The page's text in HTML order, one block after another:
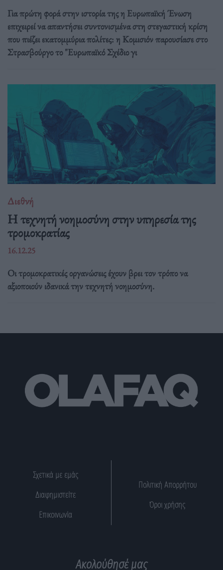
Για πρώτη φορά στην ιστορία της η Ευρωπαϊκή Ένωση
επιχειρεί να απαντήσει συντονισμένα στη στεγαστική κρίση
που πιέζει εκατομμύρια πολίτες: η Κομισιόν παρουσίασε στο
Στρασβούργο το "Ευρωπαϊκό Σχέδιο γι
Διεθνή
Η τεχνητή νοημοσύνη στην υπηρεσία της
τρομοκρατίας
16.12.25
Οι τρομοκρατικές οργανώσεις έχουν βρει τον τρόπο να
αξιοποιούν ιδανικά την τεχνητή νοημοσύνη.
Σχετικά με εμάς
Διαφημιστείτε
Επικοινωνία
Πολιτική Απορρήτου
Όροι χρήσης
Ακολούθησέ μας